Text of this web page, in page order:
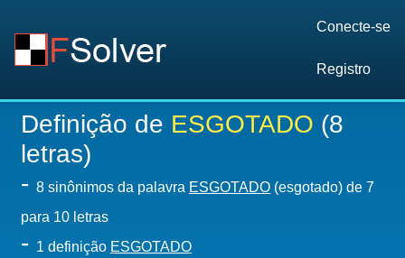
Conecte-se
Registro
Definição de ESGOTADO (8
letras)
- 8 sinônimos da palavra ESGOTADO (esgotado) de 7
para 10 letras
- 1 definição ESGOTADO